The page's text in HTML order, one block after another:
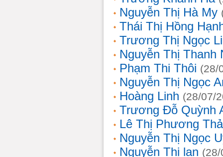
Nguyễn Thị Hà My
Thái Thị Hồng
Trương Thị Ngọc
Nguyễn Thị Thanh
Phạm Thi Thôi (28/
Nguyễn Thị Ngọc
Hoàng Linh (28/07/
Trương Đỗ Quỳnh
Lê Thị Phương
Nguyễn Thị Ngọc
Nguyễn Thị lan